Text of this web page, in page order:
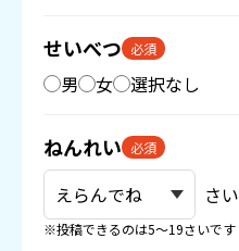
せいべつ 必須
男 女 選択なし
ねんれい 必須
さい
※投稿できるのは5〜19さいです